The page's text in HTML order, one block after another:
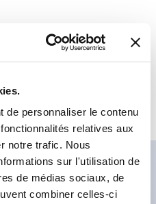
de personnaliser le contenu
relatives aux
notre trafic. Nous
sur l'utilisation de
de médias sociaux, de
combiner celles-ci